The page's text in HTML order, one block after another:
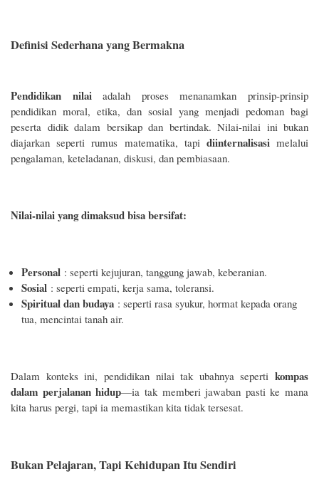
Definisi Sederhana yang Bermakna
Pendidikan nilai adalah proses menanamkan prinsip-prinsip
pendidikan moral, etika, dan sosial yang menjadi pedoman bagi
peserta didik dalam bersikap dan bertindak. Nilai-nilai ini bukan
diajarkan seperti rumus matematika, tapi diinternalisasi melalui
pengalaman, keteladanan, diskusi, dan pembiasaan.
Nilai-nilai yang dimaksud bisa bersifat:
Personal : seperti kejujuran, tanggung jawab, keberanian.
Sosial : seperti empati, kerja sama, toleransi.
Spiritual dan budaya : seperti rasa syukur, hormat kepada orang
tua, mencintai tanah air.
Dalam konteks ini, pendidikan nilai tak ubahnya seperti kompas
dalam perjalanan hidup—ia tak memberi jawaban pasti ke mana
kita harus pergi, tapi ia memastikan kita tidak tersesat.
Bukan Pelajaran, Tapi Kehidupan Itu Sendiri